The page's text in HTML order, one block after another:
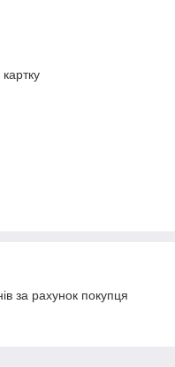
за рахунок покупця